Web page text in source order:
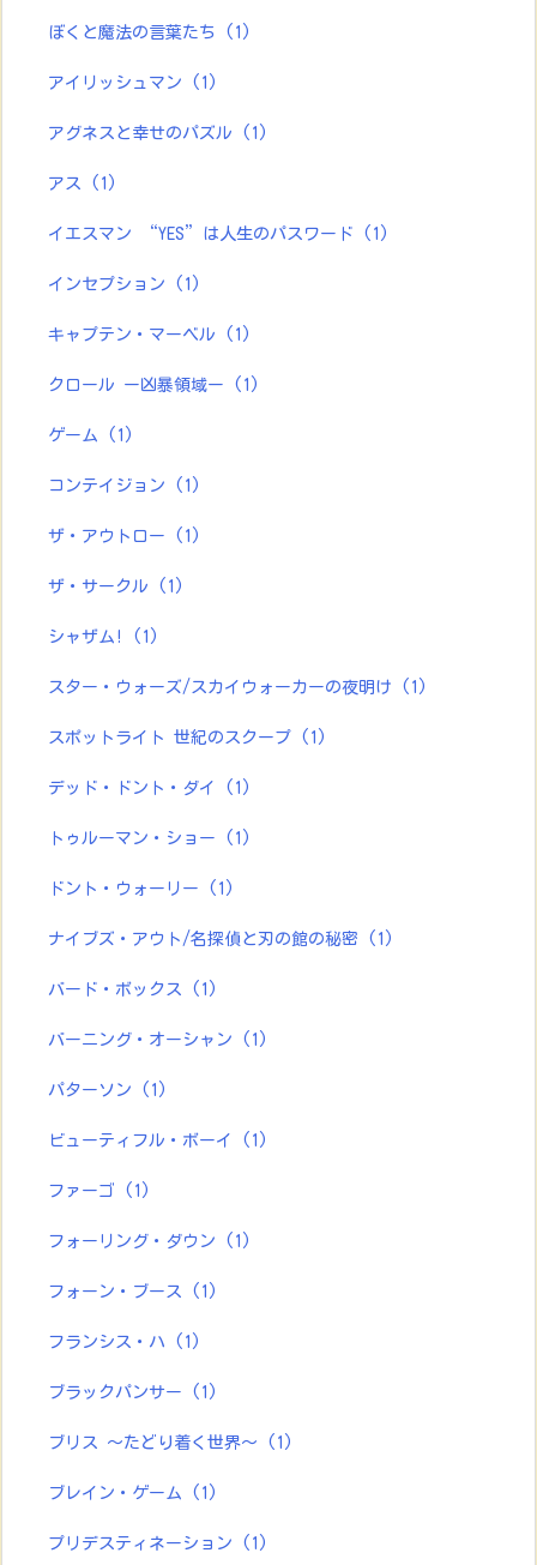
ぼくと魔法の言葉たち (1)
アイリッシュマン (1)
アグネスと幸せのパズル (1)
アス (1)
イエスマン “YES”は人生のパスワード (1)
インセプション (1)
キャプテン・マーベル (1)
クロール ー凶暴領域ー (1)
ゲーム (1)
コンテイジョン (1)
ザ・アウトロー (1)
ザ・サークル (1)
シャザム! (1)
スター・ウォーズ/スカイウォーカーの夜明け (1)
スポットライト 世紀のスクープ (1)
デッド・ドント・ダイ (1)
トゥルーマン・ショー (1)
ドント・ウォーリー (1)
ナイブズ・アウト/名探偵と刃の館の秘密 (1)
バード・ボックス (1)
バーニング・オーシャン (1)
パターソン (1)
ビューティフル・ボーイ (1)
ファーゴ (1)
フォーリング・ダウン (1)
フォーン・ブース (1)
フランシス・ハ (1)
ブラックパンサー (1)
ブリス ～たどり着く世界～ (1)
ブレイン・ゲーム (1)
プリデスティネーション (1)